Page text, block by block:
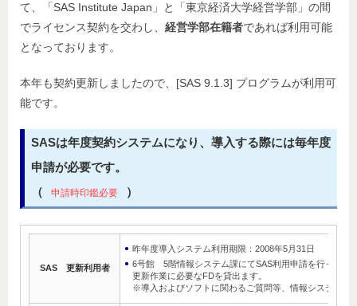
て、「SAS Institute Japan」と「東京経済大学経営学部」の間
でライセンス契約を交わし、 経営学部在籍者であれば利用可能
となっております。
本年も契約更新しましたので、[SAS 9.1.3] プログラムが利用可
能です。
SASは年度契約システムになり、導入する際には毎年度
申請が必要です。
（
申請時印鑑必要 ）
SAS 更新利用者
昨年度導入システム利用期限：2008年5月31日 更新
6号館 5階情報システム課にてSAS利用申請を行ってく
更新作業に必要なFDを貸出ます。
※導入およびソフトに関わるご質問等、情報システム課